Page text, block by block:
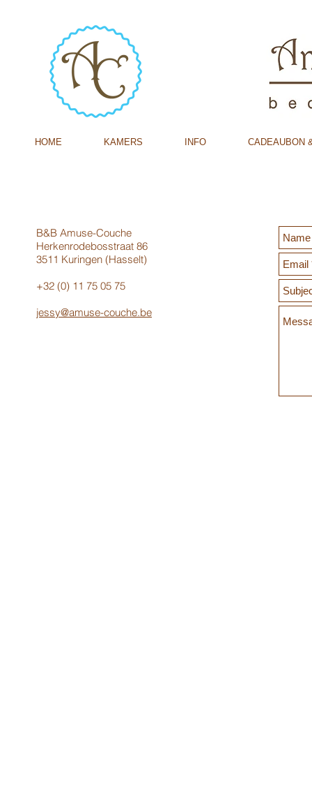
HOME KAMERS INFO CADEAUBON
B&B Amuse-Couche
Herkenrodebosstraat 86
3511 Kuringen (Hasselt)
+32 (0) 11 75 05 75
jessy@amuse-couche.be